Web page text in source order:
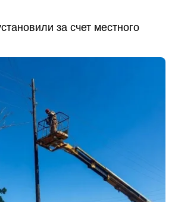
за счет местного